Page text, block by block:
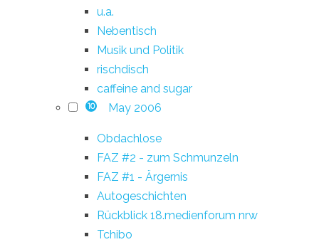
u.a.
Nebentisch
Musik und Politik
rischdisch
caffeine and sugar
10 May 2006
Obdachlose
FAZ #2 - zum Schmunzeln
FAZ #1 - Ärgernis
Autogeschichten
Rückblick 18.medienforum nrw
Tchibo